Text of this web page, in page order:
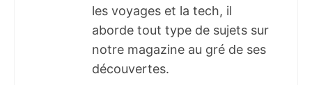
les voyages et la tech, il
aborde tout type de sujets sur
notre magazine au gré de ses
découvertes.